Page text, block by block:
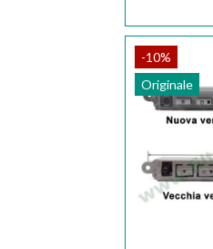
-10%
Originale